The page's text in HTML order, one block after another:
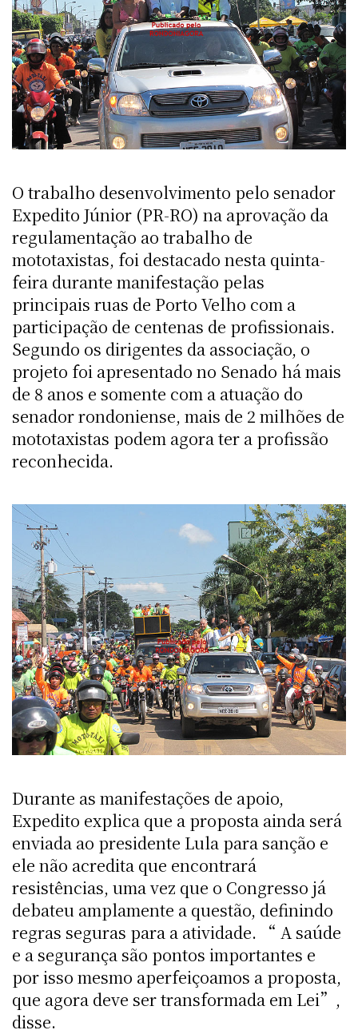
O trabalho desenvolvimento pelo senador
Expedito Júnior (PR-RO) na aprovação da
regulamentação ao trabalho de
mototaxistas, foi destacado nesta quinta-
feira durante manifestação pelas
principais ruas de Porto Velho com a
participação de centenas de profissionais.
Segundo os dirigentes da associação, o
projeto foi apresentado no Senado há mais
de 8 anos e somente com a atuação do
senador rondoniense, mais de 2 milhões de
mototaxistas podem agora ter a profissão
reconhecida.
Durante as manifestações de apoio,
Expedito explica que a proposta ainda será
enviada ao presidente Lula para sanção e
ele não acredita que encontrará
resistências, uma vez que o Congresso já
debateu amplamente a questão, definindo
regras seguras para a atividade. “ A saúde
e a segurança são pontos importantes e
por isso mesmo aperfeiçoamos a proposta,
que agora deve ser transformada em Lei”,
disse.